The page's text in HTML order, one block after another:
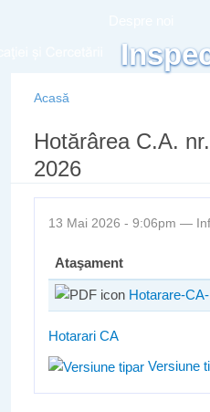
Eşti aici
Acasă
Hotărârea C.A.
2026
13 Mai 2026 - 9:06pm —
Ataşament
Hotarare-
Hotarari CA
Versiune